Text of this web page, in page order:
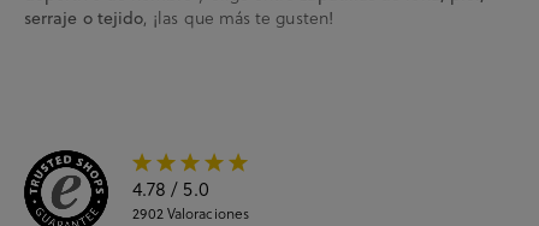
serraje o tejido, ¡las que más te gusten!
4.78 / 5.0
2902Valoraciones